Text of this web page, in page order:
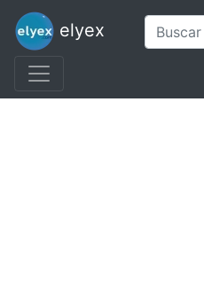
elyex